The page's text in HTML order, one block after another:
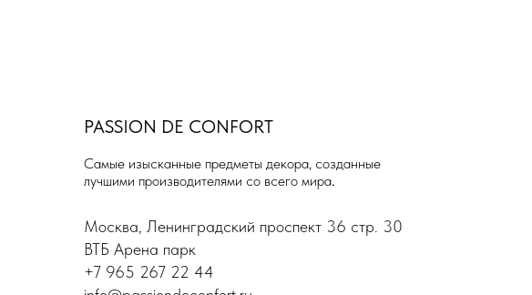
PASSION DE CONFORT
Самые изысканные предметы декора, созданные
лучшими производителями со всего мира.
Москва, Ленинградский проспект 36 стр. 30
ВТБ Арена парк
+7 965 267 22 44